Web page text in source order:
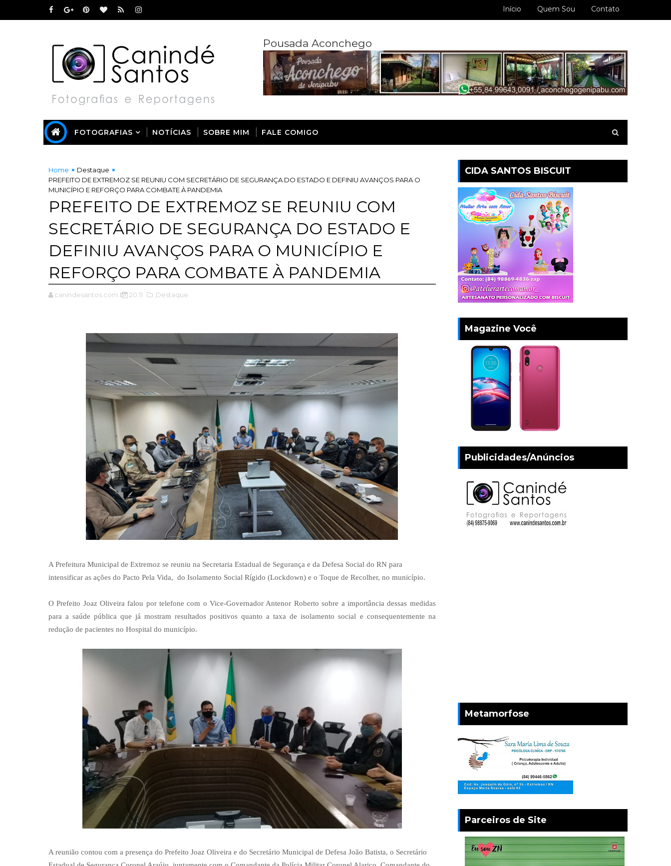
Início Quem Sou Contato
Pousada Aconchego
FOTOGRAFIAS NOTÍCIAS SOBRE MIM FALE COMIGO
Home
Destaque
PREFEITO DE EXTREMOZ SE REUNIU COM SECRETÁRIO DE SEGURANÇA DO ESTADO E DEFINIU AVANÇOS PARA O
MUNICÍPIO E REFORÇO PARA COMBATE À PANDEMIA
PREFEITO DE EXTREMOZ SE REUNIU COM
SECRETÁRIO DE SEGURANÇA DO ESTADO E
DEFINIU AVANÇOS PARA O MUNICÍPIO E
REFORÇO PARA COMBATE À PANDEMIA
canindesantos.com.br 20:11 ,Destaque
A Prefeitura Municipal de Extremoz se reuniu na Secretaria Estadual de Segurança e da Defesa Social do RN para
intensificar as ações do Pacto Pela Vida, do Isolamento Social Rígido (Lockdown) e o Toque de Recolher, no município.
O Prefeito Joaz Oliveira falou por telefone com o Vice-Governador Antenor Roberto sobre a importância dessas medidas
para a saúde pública que já mostram resultados positivos quanto a taxa de isolamento social e consequentemente na
redução de pacientes no Hospital do município.
A reunião contou com a presença do Prefeito Joaz Oliveira e do Secretário Municipal de Defesa João Batista, o Secretário
CIDA SANTOS BISCUIT
Magazine Você
Publicidades/Anúncios
Metamorfose
Parceiros de Site